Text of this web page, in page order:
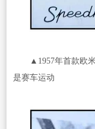
▲1957年首款欧米
是赛车运动